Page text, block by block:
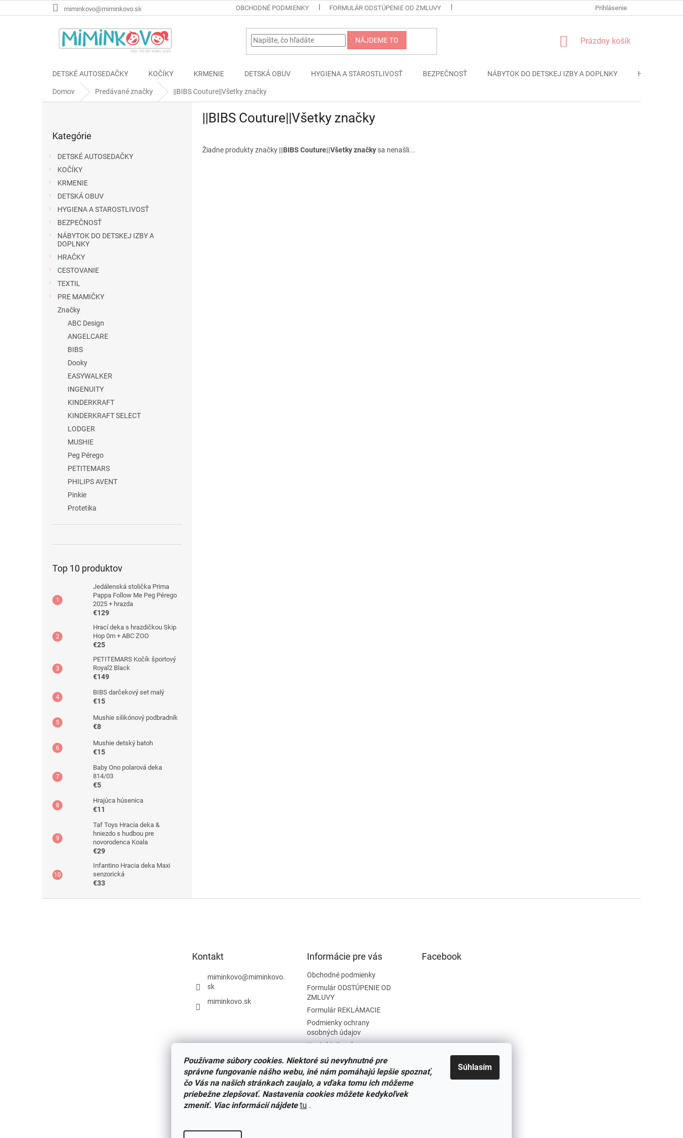
Používame súbory cookies. Niektoré sú nevyhnutné pre
správne fungovanie nášho webu, iné nám pomáhajú lepšie spoznať,
čo Vás na našich stránkach zaujalo, a vďaka tomu ich môžeme
priebežne zlepšovať. Nastavenia cookies môžete kedykoľvek
zmeniť. Viac informácií nájdete tu .
Súhlasím
na
miminkovo@miminkovo.sk OBCHODNÉ PODMIENKY FORMULÁR ODSTÚPENIE OD ZMLUVY PODMIENKY OCHRANY OSOBNÝCH
Prihlásenie
NÁJDEME TO
NÁKUPNÝ
Prázdny košík
DETSKÉ AUTOSEDAČKY KOČÍKY KRMENIE DETSKÁ OBUV HYGIENA A STAROSTLIVOSŤ BEZPEČNOSŤ NÁBYTOK DO DETSKEJ IZBY A DOPLNKY HRAČKY
Domov Predávané značky ||BIBS Couture||Všetky značky
kategórie
Kategórie
DETSKÉ AUTOSEDAČKY
KOČÍKY
KRMENIE
DETSKÁ OBUV
HYGIENA A STAROSTLIVOSŤ
BEZPEČNOSŤ
NÁBYTOK DO DETSKEJ IZBY A
DOPLNKY
HRAČKY
CESTOVANIE
TEXTIL
PRE MAMIČKY
Značky
ABC Design
ANGELCARE
BIBS
Dooky
EASYWALKER
INGENUITY
KINDERKRAFT
KINDERKRAFT SELECT
LODGER
MUSHIE
Peg Pérego
PETITEMARS
PHILIPS AVENT
Pinkie
Protetika
Top 10 produktov
Jedálenská stolička Prima
Pappa Follow Me Peg Pérego
2025 + hrazda
€129
Hrací deka s hrazdičkou Skip
Hop 0m + ABC ZOO
€25
PETITEMARS Kočík športový
Royal2 Black
€149
BIBS darčekový set malý
€15
Mushie silikónový podbradník
€8
Mushie detský batoh
€15
Baby Ono polarová deka
814/03
€5
Hrajúca húsenica
€11
Taf Toys Hracia deka &
hniezdo s hudbou pre
novorodenca Koala
€29
Infantino Hracia deka Maxi
senzorická
€33
||BIBS Couture||Všetky značky
Žiadne produkty značky ||BIBS Couture||Všetky značky sa nenašli...
Kontakt
miminkovo@miminkovo.
sk
miminkovo.sk
Informácie pre vás
Obchodné podmienky
Formulár ODSTÚPENIE OD
ZMLUVY
Formulár REKLÁMACIE
Podmienky ochrany
osobných údajov
Kontaktujte nás
Tabuľka veľkostí
Nariadenie SOI o stiahnutí
výrobkov
Reklamačný poriadok
Zásady súborov COOKIES
Facebook